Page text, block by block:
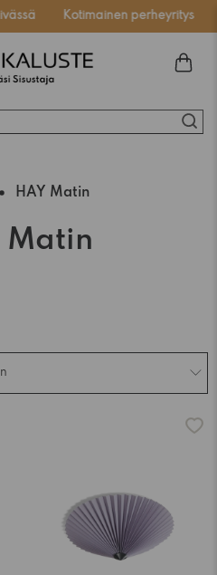
Kotimainen perheyritys
HAY Matin
Matin